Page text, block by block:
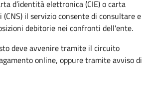
d’identità elettronica (CIE) o carta
(CNS) il servizio consente di consultare e
debitorie nei confronti dell'ente.
deve avvenire tramite il circuito
online, oppure tramite avviso di